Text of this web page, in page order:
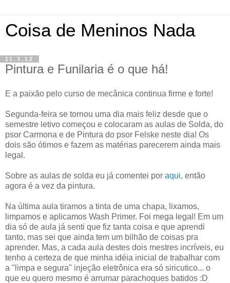
Coisa de Meninos Nada
11.3.12
Pintura e Funilaria é o que há!
E a paixão pelo curso de mecânica continua firme e forte!
Segunda-feira se tornou uma dia mais feliz desde que o
semestre letivo começou e colocaram as aulas de Solda, do
psor Carmona e de Pintura do psor Felske neste dia! Os
dois são ótimos e fazem as matérias parecerem ainda mais
legal.
Sobre as aulas de solda eu já comentei por aqui, então
agora é a vez da pintura.
Na última aula tiramos a tinta de uma chapa, lixamos,
limpamos e aplicamos Wash Primer. Foi mega legal! Em um
dia só de aula já senti que fiz tanta coisa e que aprendi
tanto, mas sei que ainda tem um bilhão de coisas pra
aprender. Mas, a cada aula destes dois mestres incríveis, eu
tenho a certeza de que minha idéia inicial de trabalhar com
a "limpa e segura" injeção eletrônica era só siricutico... o
que eu quero mesmo é arrumar parachoques batidos :D